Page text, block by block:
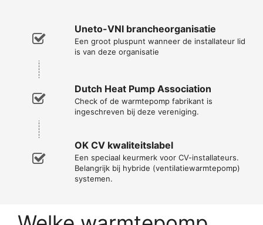
Uneto-VNI brancheorganisatie
Een groot pluspunt wanneer de installateur lid
is van deze organisatie
Dutch Heat Pump Association
Check of de warmtepomp fabrikant is
ingeschreven bij deze vereniging.
OK CV kwaliteitslabel
Een speciaal keurmerk voor CV-installateurs.
Belangrijk bij hybride (ventilatiewarmtepomp)
systemen.